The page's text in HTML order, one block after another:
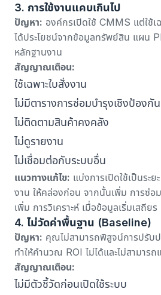
3. การใช้งานแคบเกินไป
ปัญหา: องค์กรเปิดใช้ CMMS แต่ใช้เ
ได้ประโยชน์จากข้อมูลทรัพย์สิน แผน
หลักฐานงาน
สัญญาณเตือน:
ใช้เฉพาะใบสั่งงาน
ไม่มีตารางการซ่อมบำรุงเชิงป้องกัน
ไม่ติดตามสินค้าคงคลัง
ไม่ดูรายงาน
ไม่เชื่อมต่อกับระบบอื่น
แนวทางแก้ไข: แบ่งการเปิดใช้เป็นระย
งาน ให้คล่องก่อน จากนั้นเพิ่ม การซ่อ
เพิ่ม การวิเคราะห์เมื่อข้อมูลเริ่มเสถียร
4. ไม่วัดค่าพื้นฐาน (Baseline)
ปัญหา: คุณไม่สามารถพิสูจน์การปรับป
ทำให้คำนวณ ROI ไม่ได้และไม่สามา
สัญญาณเตือน:
ไม่มีตัวชี้วัดก่อนเปิดใช้ระบบ